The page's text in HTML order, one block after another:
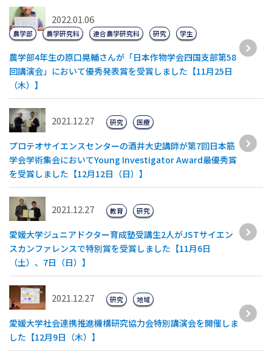
2022.01.06
農学部4年生の原口晃輔さんが「日本作物学会四国支部第58
回講演会」において優秀発表賞を受賞しました【11月25日
（木）】
農学部 農学研究科 連合農学研究科 研究 学生
2021.12.27
プロテオサイエンスセンターの酒井大史講師が第7回日本筋
学会学術集会においてYoung Investigator Award最優秀賞
を受賞しました【12月12日（日）】
研究 医療
2021.12.27
愛媛大学ジュニアドクター育成塾受講生2人がJSTサイエン
スカンファレンスで特別賞を受賞しました【11月6日
（土）、7日（日）】
教育 研究
2021.12.27
愛媛大学社会連携推進機構研究協力会特別講演会を開催しま
した【12月9日（木）】
研究 地域